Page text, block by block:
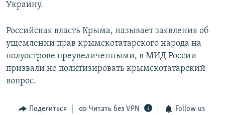
Украину.
Российская власть Крыма, называет заявления об
ущемлении прав крымскотатарского народа на
полуострове преувеличенными, в МИД России
призвали не политизировать крымскотатарский
вопрос.
Поделиться Читать без VPN Follow us